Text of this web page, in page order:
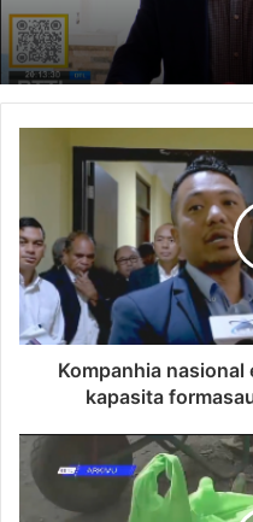
Kompanhia
kapasita